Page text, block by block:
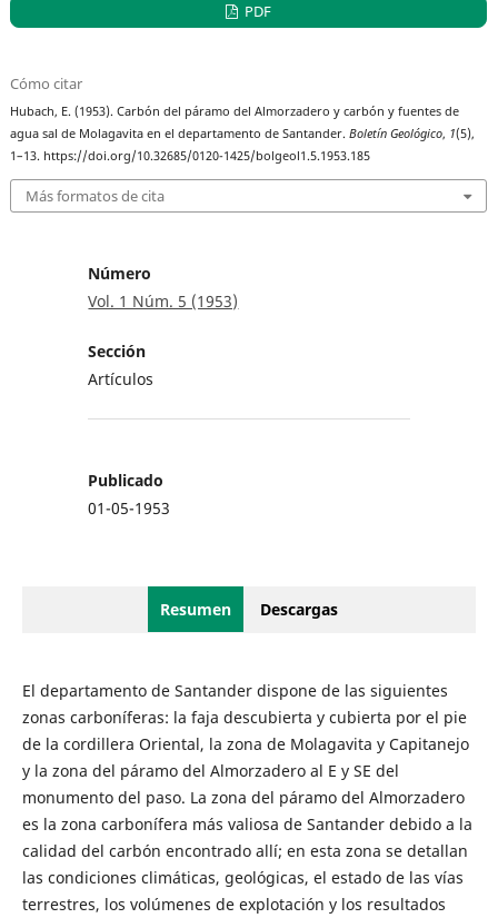
PDF
Cómo citar
Hubach, E. (1953). Carbón del páramo del Almorzadero y carbón y fuentes de
agua sal de Molagavita en el departamento de Santander.Boletín Geológico, 1(5),
1–13. https://doi.org/10.32685/0120-1425/bolgeol1.5.1953.185
Más formatos de cita
Número
Vol. 1 Núm. 5 (1953)
Sección
Artículos
Publicado
01-05-1953
Resumen Descargas
El departamento de Santander dispone de las siguientes
zonas carboníferas: la faja descubierta y cubierta por el pie
de la cordillera Oriental, la zona de Molagavita y Capitanejo
y la zona del páramo del Almorzadero al E y SE del
monumento del paso. La zona del páramo del Almorzadero
es la zona carbonífera más valiosa de Santander debido a la
calidad del carbón encontrado allí; en esta zona se detallan
las condiciones climáticas, geológicas, el estado de las vías
terrestres, los volúmenes de explotación y los resultados